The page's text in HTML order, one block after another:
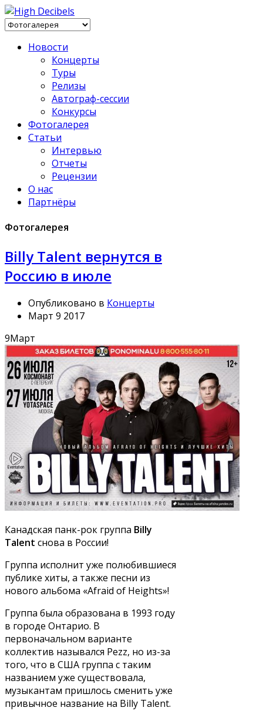
Новости
Концерты
Туры
Релизы
Автограф-сессии
Конкурсы
Фотогалерея
Статьи
Интервью
Отчеты
Рецензии
О нас
Партнёры
Фотогалерея
Billy Talent вернутся в
Россию в июле
Опубликовано в Концерты
Март 9 2017
9Март
Канадская панк-рок группа Billy
Talent снова в России!
Группа исполнит уже полюбившиеся
публике хиты, а также песни из
нового альбома «Afraid of Heights»!
Группа была образована в 1993 году
в городе Онтарио. В
первоначальном варианте
коллектив назывался Pezz, но из-за
того, что в США группа с таким
названием уже существовала,
музыкантам пришлось сменить уже
привычное название на Billy Talent.